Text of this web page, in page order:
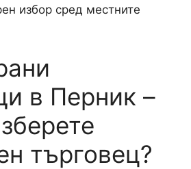
избор сред местните
в Перник –
търговец?